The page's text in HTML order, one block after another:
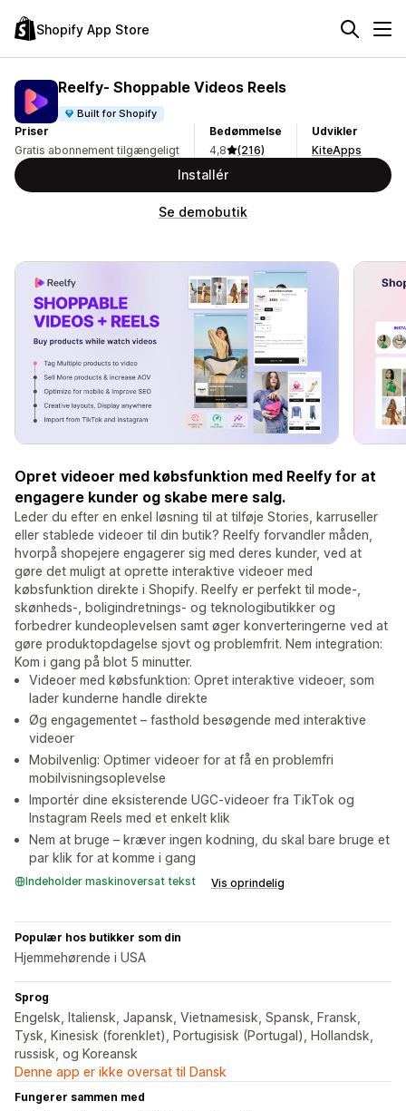
Shopify App Store
Reelfy‑ Shoppable Videos Reels
Built for Shopify
Priser
Gratis abonnement tilgængeligt
Bedømmelse
4,8
(216)
Udvikler
KiteApps
Installér
Se demobutik
Opret videoer med købsfunktion med Reelfy for at
engagere kunder og skabe mere salg.
Leder du efter en enkel løsning til at tilføje Stories, karruseller
eller stablede videoer til din butik? Reelfy forvandler måden,
hvorpå shopejere engagerer sig med deres kunder, ved at
gøre det muligt at oprette interaktive videoer med
købsfunktion direkte i Shopify. Reelfy er perfekt til mode-,
skønheds-, boligindretnings- og teknologibutikker og
forbedrer kundeoplevelsen samt øger konverteringerne ved at
gøre produktopdagelse sjovt og problemfrit. Nem integration:
Kom i gang på blot 5 minutter.
Videoer med købsfunktion: Opret interaktive videoer, som
lader kunderne handle direkte
Øg engagementet – fasthold besøgende med interaktive
videoer
Mobilvenlig: Optimer videoer for at få en problemfri
mobilvisningsoplevelse
Importér dine eksisterende UGC-videoer fra TikTok og
Instagram Reels med et enkelt klik
Nem at bruge – kræver ingen kodning, du skal bare bruge et
par klik for at komme i gang
Indeholder maskinoversat tekst Vis oprindelig
Populær hos butikker som din
Hjemmehørende i USA
Sprog
Engelsk, Italiensk, Japansk, Vietnamesisk, Spansk, Fransk,
Tysk, Kinesisk (forenklet), Portugisisk (Portugal), Hollandsk,
russisk, og Koreansk
Denne app er ikke oversat til Dansk
Fungerer sammen med